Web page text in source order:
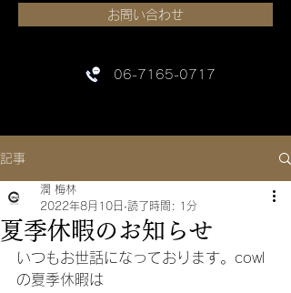
お問い合わせ
06-7165-0717
記事
夏季休暇のお知らせ
潤 梅林
2022年8月10日 読了時間: 1分
いつもお世話になっております。cowl
の夏季休暇は